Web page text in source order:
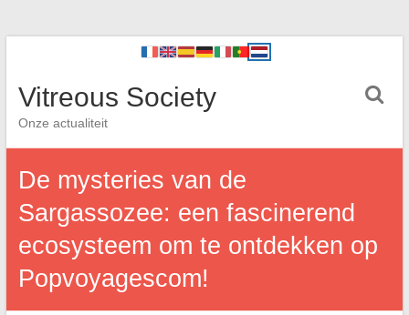
Vitreous Society
Onze actualiteit
De mysteries van de
Sargassozee: een fascinerend
ecosysteem om te ontdekken op
Popvoyagescom!